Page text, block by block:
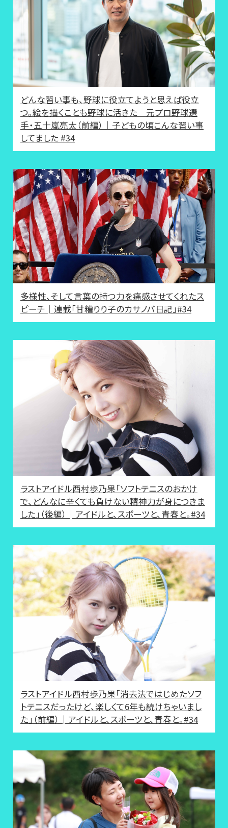
どんな習い事も、野球に役立てようと思えば役立
つ。絵を描くことも野球に活きた 元プロ野球選
手・五十嵐亮太（前編）｜子どもの頃こんな習い事
してました #34
多様性、そして言葉の持つ力を痛感させてくれたス
ピーチ│連載「甘糟りり子のカサノバ日記」#34
ラストアイドル西村歩乃果「ソフトテニスのおかけ
で、どんなに辛くても負けない精神力が身につきま
した」（後編）│アイドルと、スポーツと、青春と。#34
ラストアイドル西村歩乃果「消去法ではじめたソフ
トテニスだったけど、楽しくて6年も続けちゃいまし
た」（前編）│アイドルと、スポーツと、青春と。#34